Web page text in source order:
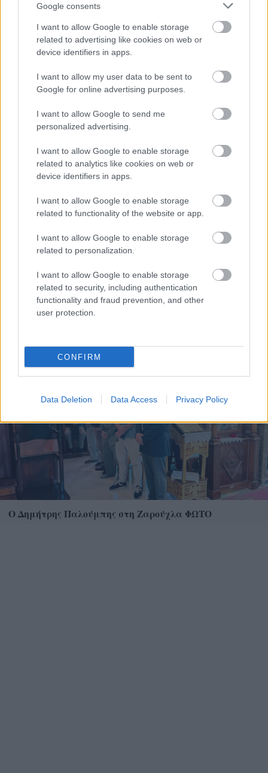
Google consents
I want to allow Google to enable storage
related to advertising like cookies on web or
device identifiers in apps.
I want to allow my user data to be sent to
Google for online advertising purposes.
I want to allow Google to send me
personalized advertising.
I want to allow Google to enable storage
related to analytics like cookies on web or
device identifiers in apps.
I want to allow Google to enable storage
related to functionality of the website or app.
I want to allow Google to enable storage
related to personalization.
I want to allow Google to enable storage
related to security, including authentication
functionality and fraud prevention, and other
user protection.
CONFIRM
Data Deletion Data Access Privacy Policy
Δεν ανοίγει η μπάρα στα διόδια με το e-pass ενώ έχει
χρήματα «μέσα»;
Η Google ΑΙ ο Hassabis και η δήλωση για την θεραπεία
Ο Δημήτρης Παλούμπης στη Ζαρούχλα ΦΩΤΟ